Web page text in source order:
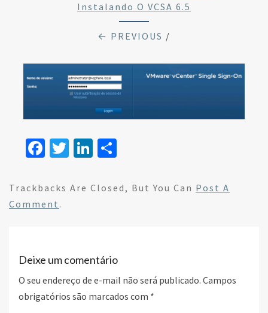
Instalando O VCSA 6.5
← PREVIOUS /
Fa
b
o
T
tt
Li
ke ar
Trackbacks Are Closed, But You Can Post A
Comment .
Deixe um comentário
O seu endereço de e-mail não será publicado. Campos
obrigatórios são marcados com *